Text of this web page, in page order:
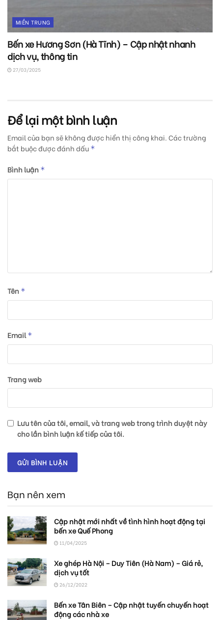
MIỀN TRUNG
Bến xe Hương Sơn (Hà Tĩnh) – Cập nhật nhanh
dịch vụ, thông tin
27/03/2025
Để lại một bình luận
Email của bạn sẽ không được hiển thị công khai.Các trường
bắt buộc được đánh dấu *
Bình luận *
Tên *
Email*
Trang web
Lưu tên của tôi, email, và trang web trong trình duyệt này
cho lần bình luận kế tiếp của tôi.
Bạn nên xem
Cập nhật mới nhất về tình hình hoạt động tại
bến xe Quế Phong
11/04/2025
Xe ghép Hà Nội – Duy Tiên (Hà Nam) – Giá rẻ,
dịch vụ tốt
26/12/2022
Bến xe Tân Biên – Cập nhật tuyến chuyến hoạt
động các nhà xe